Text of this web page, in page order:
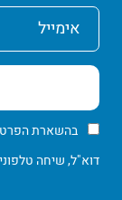
אימייל
בהשארת
דוא"ל, שיחה